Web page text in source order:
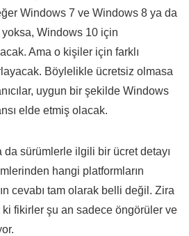
Windows 7 ve Windows 8 ya da
Windows 10 için
Ama o kişiler için farklı
Böylelikle ücretsiz olmasa
uygun bir şekilde Windows
elde etmiş olacak.
sürümlerle ilgili bir ücret detayı
hangi platformların
cevabı tam olarak belli değil. Zira
ki fikirler şu an sadece öngörüler ve